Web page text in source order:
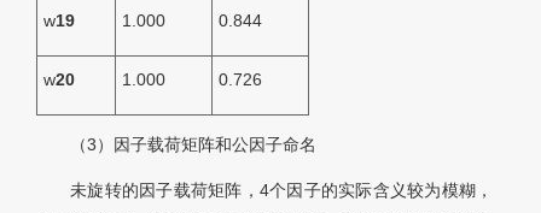
w19 1.000 0.844
w20 1.000 0.726
（3）因子载荷矩阵和公因子命名
未旋转的因子载荷矩阵，4个因子的实际含义较为模糊，